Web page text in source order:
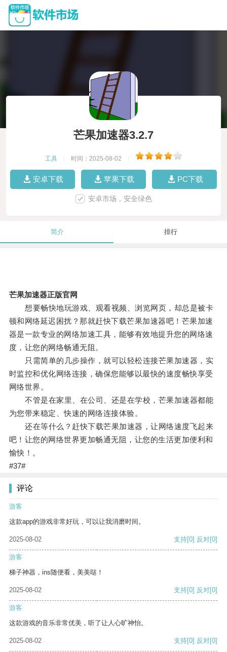
芒果加速器3.2.7
工具 时间：2025-08-02
安卓下载 苹果下载 PC下载
安卓市场，安全绿色
简介 排行
芒果加速器正版官网
想要畅快地玩游戏、观看视频、浏览网页，却总是被卡
顿和网络延迟困扰？那就赶快下载芒果加速器吧！芒果加速
器是一款专业的网络加速工具，能够有效地提升您的网络速
度，让您的网络畅通无阻。
只需简单的几步操作，就可以轻松连接芒果加速器，实
时监控和优化网络连接，确保您能够以最快的速度畅快享受
网络世界。
不管是在家里、在公司、还是在学校，芒果加速器都能
为您带来稳定、快速的网络连接体验。
还在等什么？赶快下载芒果加速器，让网络速度飞起来
吧！让您的网络世界更加畅通无阻，让您的生活更加便利和
愉快！。
#37#
评论
游客
这款app的游戏非常好玩，可以让我消磨时间。
2025-08-02 支持[0] 反对[0]
游客
梯子神器，ins随便看，美美哒！
2025-08-02 支持[0] 反对[0]
游客
这款游戏的音乐非常优美，听了让人心旷神怡。
2025-08-02 支持[0] 反对[0]